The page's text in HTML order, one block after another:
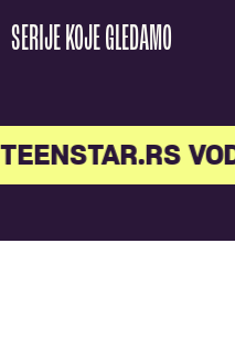
SERIJE KOJE GLEDAMO